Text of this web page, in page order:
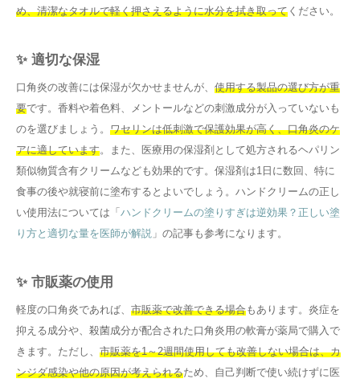
め、清潔なタオルで軽く押さえるように水分を拭き取って ください。
✨ 適切な保湿
口角炎の改善には保湿が欠かせませんが、 使用する製品の選び方が重
要です。香料や着色料、メントールなどの刺激成分が入っていないも
のを選びましょう。 ワセリンは低刺激で保護効果が高く、口角炎のケ
アに適しています。また、医療用の保湿剤として処方されるヘパリン
類似物質含有クリームなども効果的です。保湿剤は1日に数回、特に
食事の後や就寝前に塗布するとよいでしょう。ハンドクリームの正し
い使用法については「 ハンドクリームの塗りすぎは逆効果？正しい塗
り方と適切な量を医師が解説 」の記事も参考になります。
✨ 市販薬の使用
軽度の口角炎であれば、 市販薬で改善できる場合もあります。炎症を
抑える成分や、殺菌成分が配合された口角炎用の軟膏が薬局で購入で
きます。ただし、 市販薬を1～2週間使用しても改善しない場合は、カ
ンジダ感染や他の原因が考えられるため、自己判断で使い続けずに医